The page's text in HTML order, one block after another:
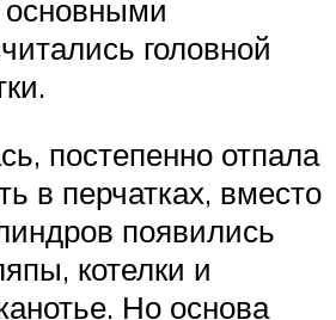
основными
головной
постепенно отпала
в перчатках, вместо
появились
котелки и
Но основа